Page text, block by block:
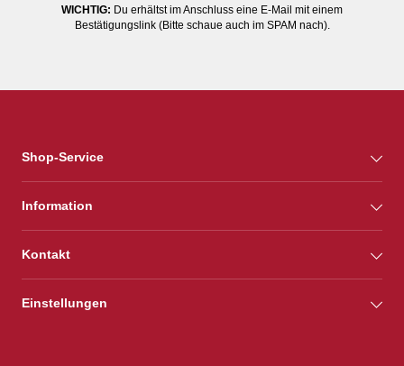
WICHTIG: Du erhältst im Anschluss eine E-Mail mit einem
Bestätigungslink (Bitte schaue auch im SPAM nach).
Shop-Service
Information
Kontakt
Einstellungen